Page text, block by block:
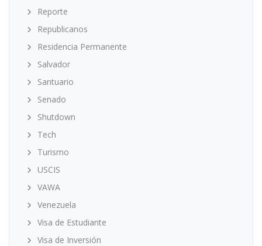
Reporte
Republicanos
Residencia Permanente
Salvador
Santuario
Senado
Shutdown
Tech
Turismo
USCIS
VAWA
Venezuela
Visa de Estudiante
Visa de Inversión